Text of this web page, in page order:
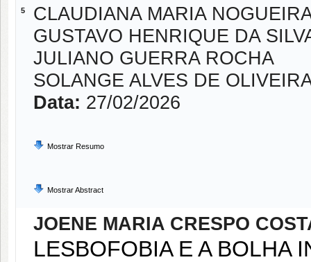
5
CLAUDIANA MARIA
GUSTAVO HENRIQUE DA
JULIANO GUERRA ROCHA
SOLANGE ALVES DE
Data: 27/02/2026
Mostrar Resumo
Mostrar Abstract
JOENE MARIA CRESPO
LESBOFOBIA E A BOLHA